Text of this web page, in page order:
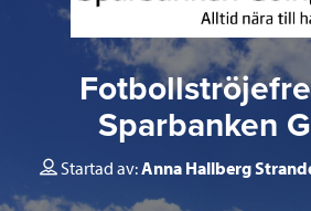
Sparbanken
Startad av:Anna Hallberg